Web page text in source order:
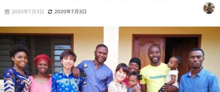
2020年7月3日 2020年7月3日